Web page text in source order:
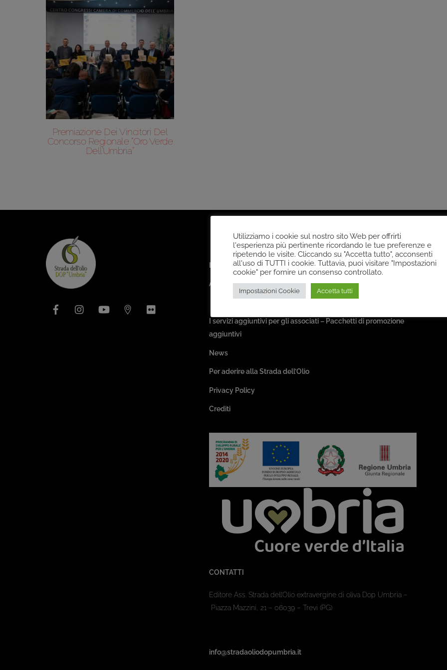
Premiazione Dei Vincitori Del
Concorso Regionale “Oro Verde
Dell’Umbria”
YouTube
Area Associativa
L’associazione
Archivi
I servizi aggiuntivi per gli associati – Pacchetti di promozione
aggiuntivi
News
Per aderire alla Strada dell’Olio
Privacy Policy
Crediti
CONTATTI
Editore Ass. Strada dell’Olio extravergine di oliva Dop Umbria –
Piazza Mazzini, 21 – 06039 – Trevi (PG)
info@stradaoliodopumbria.it
Utilizziamo i cookie sul nostro sito Web per offrirti
l'esperienza più pertinente ricordando le tue preferenze e
ripetendo le visite. Cliccando su "Accetta tutto", acconsenti
all'uso di TUTTI i cookie. Tuttavia, puoi visitare "Impostazioni
cookie" per fornire un consenso controllato.
Impostazioni Cookie Accetta tutti